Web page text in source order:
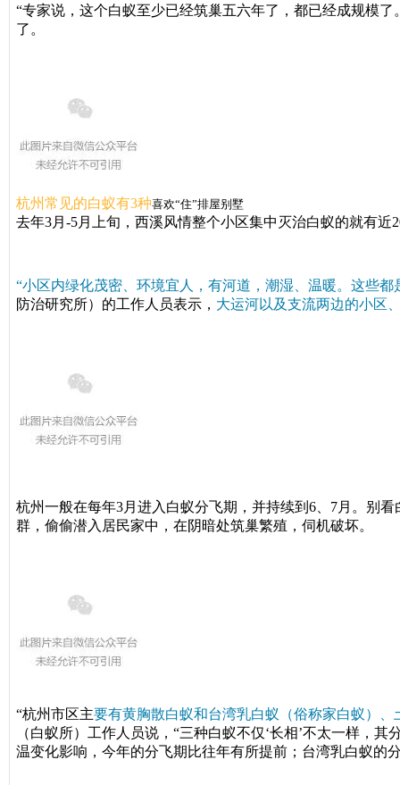
“专家说，这个白蚁至少已经筑巢五六年了，都已经成规模
了。
杭州常见的白蚁有3种喜欢“住”排屋别墅
去年3月-5月上旬，西溪风情整个小区集中灭治白蚁的就有近
“小区内绿化茂密、环境宜人，有河道，潮湿、温暖。这些都
防治研究所）的工作人员表示， 大运河以及支流两边的小区
杭州一般在每年3月进入白蚁分飞期，并持续到6、7月。别
群，偷偷潜入居民家中，在阴暗处筑巢繁殖，伺机破坏。
“杭州市区主要有黄胸散白蚁和台湾乳白蚁（俗称家白蚁）、
（白蚁所）工作人员说，“三种白蚁不仅‘长相’不太一样，
温变化影响，今年的分飞期比往年有所提前；台湾乳白蚁的